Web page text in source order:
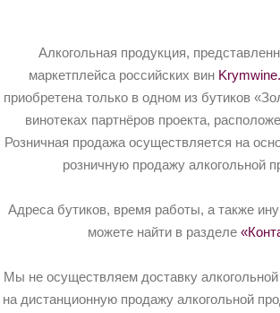
Алкогольная продукция,
маркетплейса российских вин
приобретена только в одном из бутиков
винотеках партнёров проекта,
Розничная продажа осуществляется на
розничную продажу алкогольной
Адреса бутиков, время работы, а также
можете найти в разделе
Мы не осуществляем доставку
на дистанционную продажу алкогольной